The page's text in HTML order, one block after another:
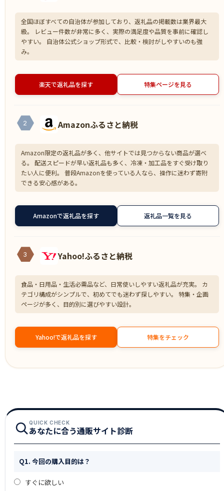
全国ほぼすべての自治体が参加しており、返礼品の掲載数は業界最大
級。 レビュー件数が非常に多く、実際の満足度や品質を事前に確認し
やすい。 自治体公式ショップ形式で、比較・検討がしやすいのも強
み。
楽天で返礼品を探す 特集ページを見る
2 Amazonふるさと納税
Amazon限定の返礼品が多く、他サイトでは見つからない商品が選べ
る。 配送スピードが早い返礼品も多く、冷凍・加工品をすぐ受け取り
たい人に便利。 普段Amazonを使っている人なら、操作に迷わず寄附
できる安心感がある。
Amazonで返礼品を探す 返礼品一覧を見る
3 Yahoo!ふるさと納税
食品・日用品・生活必需品など、日常使いしやすい返礼品が充実。 カ
テゴリ構成がシンプルで、初めてでも迷わず探しやすい。 特集・企画
ページが多く、目的別に選びやすい設計。
Yahoo!で返礼品を探す 特集をチェック
QUICK CHECK
あなたに合う通販サイト診断
Q1. 今回の購入目的は？
すぐに欲しい